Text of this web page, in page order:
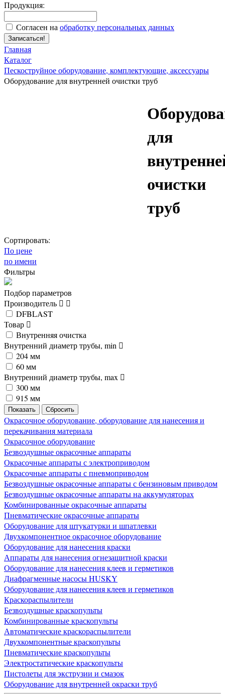
Продукция:
Согласен на обработку персональных данных
Записаться!
Главная
Каталог
Пескоструйное оборудование, комплектующие, аксессуары
Оборудование для внутренней очистки труб
для
очистки
труб
Сортировать:
По цене
по имени
Фильтры
Подбор параметров
Производитель
DFBLAST
Товар
Внутренняя очистка
Внутренний диаметр трубы, min
204 мм
60 мм
Внутренний диаметр трубы, max
300 мм
915 мм
Окрасочное оборудование, оборудование для нанесения и
перекачивания материала
Окрасочное оборудование
Безвоздушные окрасочные аппараты
Окрасочные аппараты с электроприводом
Окрасочные аппараты с пневмоприводом
Безвоздушные окрасочные аппараты с бензиновым приводом
Безвоздушные окрасочные аппараты на аккумуляторах
Комбинированные окрасочные аппараты
Пневматические окрасочные аппараты
Оборудование для штукатурки и шпатлевки
Двухкомпонентное окрасочное оборудование
Оборудование для нанесения краски
Аппараты для нанесения огнезащитной краски
Оборудование для нанесения клеев и герметиков
Диафрагменные насосы HUSKY
Оборудование для нанесения клеев и герметиков
Краскораспылители
Безвоздушные краскопульты
Комбинированные краскопульты
Автоматические краскораспылители
Двухкомпонентные краскопульты
Пневматические краскопульты
Электростатические краскопульты
Пистолеты для экструзии и смазок
Оборудование для внутренней окраски труб